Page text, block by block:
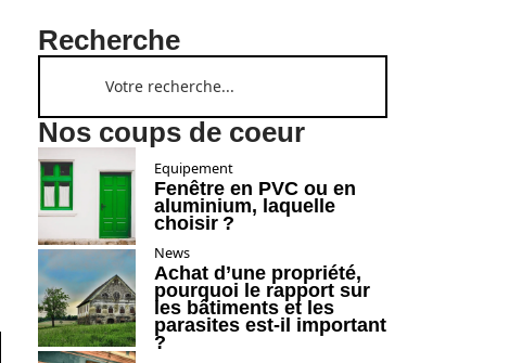
Recherche
Nos coups de coeur
Equipement
Fenêtre en PVC ou en
aluminium, laquelle
choisir ?
News
Achat d’une propriété,
pourquoi le rapport sur
les bâtiments et les
parasites est-il important
?